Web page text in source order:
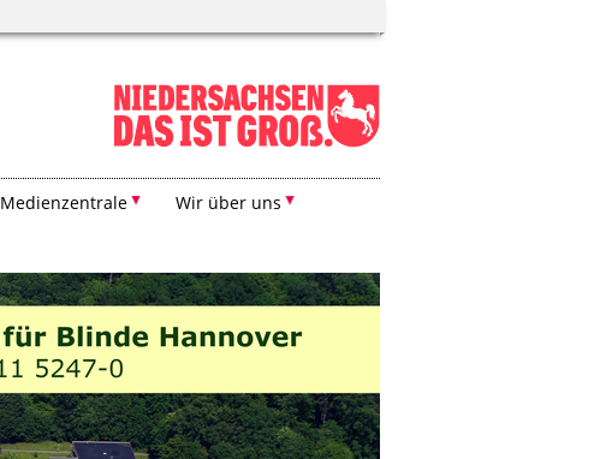
Medienzentrale Wir über uns